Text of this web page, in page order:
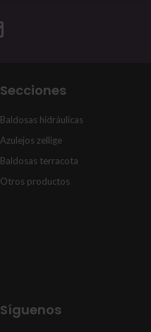
Secciones
Baldosas hidráulicas
Azulejos zellige
Baldosas terracota
Otros productos
Síguenos